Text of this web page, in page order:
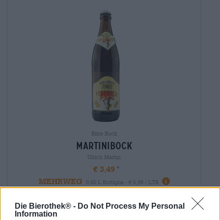
Die Bierothek® - Do Not Process My Personal
Information
Birre Bock
martinibock
Ulrich Martin
€ 3,49
MEHRWEG
0,50 L Bottiglia - € 6,98 / LTR
Esaurito